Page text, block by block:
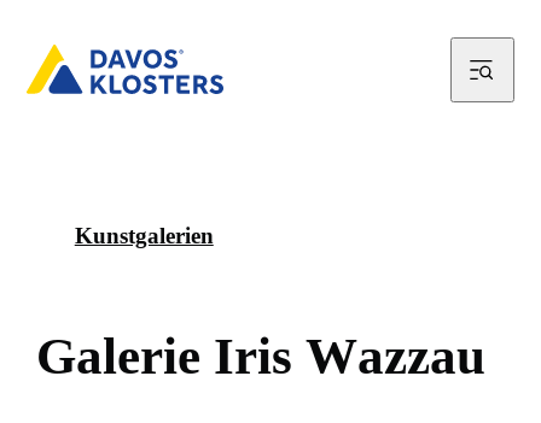
Kunstgalerien
Galerie Iris Wazzau